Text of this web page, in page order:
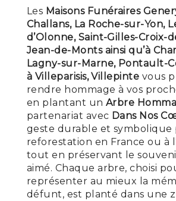
Les Maisons Funéraires
Challans, La Roche-sur-Yon,
d’Olonne, Saint-Gilles-Croix-
Jean-de-Monts ainsi qu’à
Lagny-sur-Marne, Pontault-
à Villeparisis, Villepinte vous
rendre hommage à vos
en plantant un Arbre
partenariat avec Dans Nos
geste durable et symbolique
reforestation en France ou à
tout en préservant le
aimé. Chaque arbre, choisi
représenter au mieux la
défunt, est planté dans une